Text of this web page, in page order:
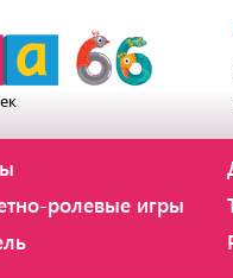
ролевые игры